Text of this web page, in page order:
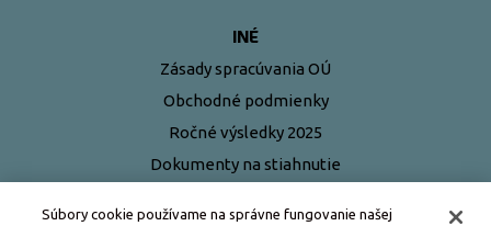
INÉ
Zásady spracúvania OÚ
Obchodné podmienky
Ročné výsledky 2025
Dokumenty na stiahnutie
Súbory cookie používame na správne fungovanie našej